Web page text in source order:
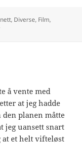
, Diverse, Film,
til HTPC del 3 – byggingen
å vente med
at jeg hadde
planen måtte
jeg uansett snart
et helt vifteløst